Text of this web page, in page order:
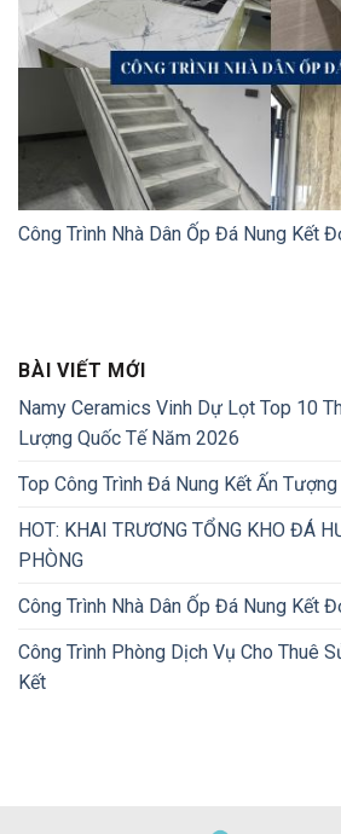
Công Trình Nhà Dân Ốp Đá Nung Kết
BÀI VIẾT MỚI
Namy Ceramics Vinh Dự Lọt Top 10
Lượng Quốc Tế Năm 2026
Top Công Trình Đá Nung Kết Ấn
HOT: KHAI TRƯƠNG TỔNG KHO ĐÁ
PHÒNG
Công Trình Nhà Dân Ốp Đá Nung Kết
Công Trình Phòng Dịch Vụ Cho Thuê
Kết